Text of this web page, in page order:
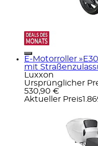
E-Motorroller
mit
Luxxon
Ursprünglicher
530,90 €
Aktueller Preis